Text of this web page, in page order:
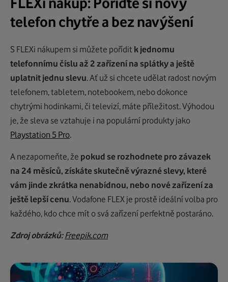
telefon chytře a bez navýšení
S FLEXi nákupem si můžete pořídit k jednomu
telefonnímu číslu až 2 zařízení na splátky a ještě
uplatnit jednu slevu. Ať už si chcete udělat radost novým
telefonem, tabletem, notebookem, nebo dokonce
chytrými hodinkami, či televizí, máte příležitost. Výhodou
je, že sleva se vztahuje i na populární produkty jako
Playstation 5 Pro.
A nezapomeňte, že pokud se rozhodnete pro závazek
na 24 měsíců, získáte skutečně výrazné slevy, které
vám jinde zkrátka nenabídnou, nebo nové zařízení za
ještě lepší cenu. Vodafone FLEX je prostě ideální volba pro
každého, kdo chce mít o svá zařízení perfektně postaráno.
Zdroj obrázků: Freepik.com